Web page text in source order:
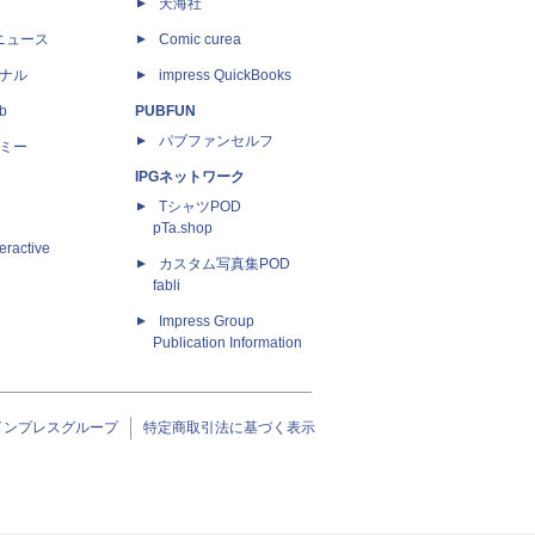
ュース
ル
ー
天海社
Comic curea
impress QuickBooks
PUBFUN
パブファンセルフ
IPGネットワーク
TシャツPOD
pTa.shop
カスタム写真集POD
fabli
Impress Group
Publication Information
ンプレスグループ 特定商取引法に基づく表示